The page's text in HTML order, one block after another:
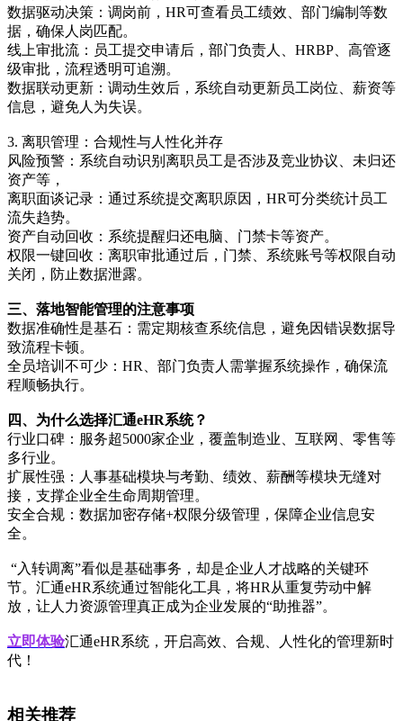
数据驱动决策：调岗前，HR可查看员工绩效、部门编制等数
据，确保人岗匹配。
线上审批流：员工提交申请后，部门负责人、HRBP、高管逐
级审批，流程透明可追溯。
数据联动更新：调动生效后，系统自动更新员工岗位、薪资等
信息，避免人为失误。
3. 离职管理：合规性与人性化并存
风险预警：系统自动识别离职员工是否涉及竞业协议、未归还
资产等，
离职面谈记录：通过系统提交离职原因，HR可分类统计员工
流失趋势。
资产自动回收：系统提醒归还电脑、门禁卡等资产。
权限一键回收：离职审批通过后，门禁、系统账号等权限自动
关闭，防止数据泄露。
三、落地智能管理的注意事项
数据准确性是基石：需定期核查系统信息，避免因错误数据导
致流程卡顿。
全员培训不可少：HR、部门负责人需掌握系统操作，确保流
程顺畅执行。
四、为什么选择汇通eHR系统？
行业口碑：服务超5000家企业，覆盖制造业、互联网、零售等
多行业。
扩展性强：人事基础模块与考勤、绩效、薪酬等模块无缝对
接，支撑企业全生命周期管理。
安全合规：数据加密存储+权限分级管理，保障企业信息安
全。
“入转调离”看似是基础事务，却是企业人才战略的关键环
节。汇通eHR系统通过智能化工具，将HR从重复劳动中解
放，让人力资源管理真正成为企业发展的“助推器”。
立即体验汇通eHR系统，开启高效、合规、人性化的管理新时
代！
相关推荐